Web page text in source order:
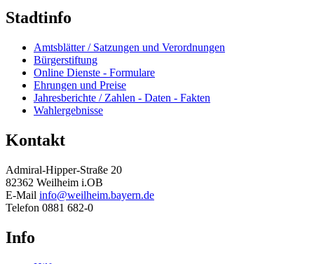
Stadtinfo
Amtsblätter / Satzungen und Verordnungen
Bürgerstiftung
Online Dienste - Formulare
Ehrungen und Preise
Jahresberichte / Zahlen - Daten - Fakten
Wahlergebnisse
Kontakt
Admiral-Hipper-Straße 20
82362 Weilheim i.OB
E-Mail info@weilheim.bayern.de
Telefon 0881 682-0
Info